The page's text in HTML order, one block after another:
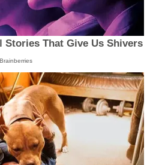
Stories That Give Us Shivers
Brainberries